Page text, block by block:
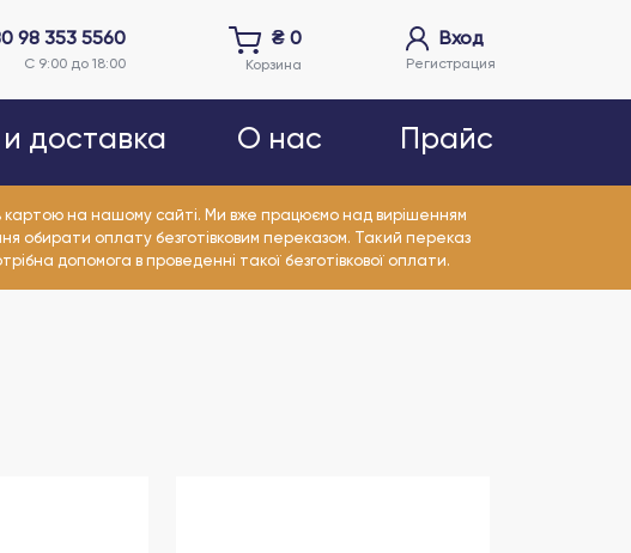
98 353 5560
С 9:00 до 18:00
₴0
Корзина
Вход
Регистрация
доставка О нас Прайс
картою на нашому сайті. Ми вже працюємо над вирішенням
обирати оплату безготівковим переказом. Такий переказ
допомога в проведенні такої безготівкової оплати.